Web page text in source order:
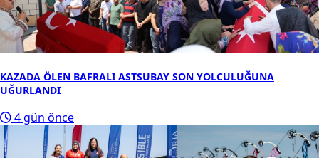
KAZADA ÖLEN BAFRALI ASTSUBAY SON YOLCULUĞUNA
UĞURLANDI
4 gün önce